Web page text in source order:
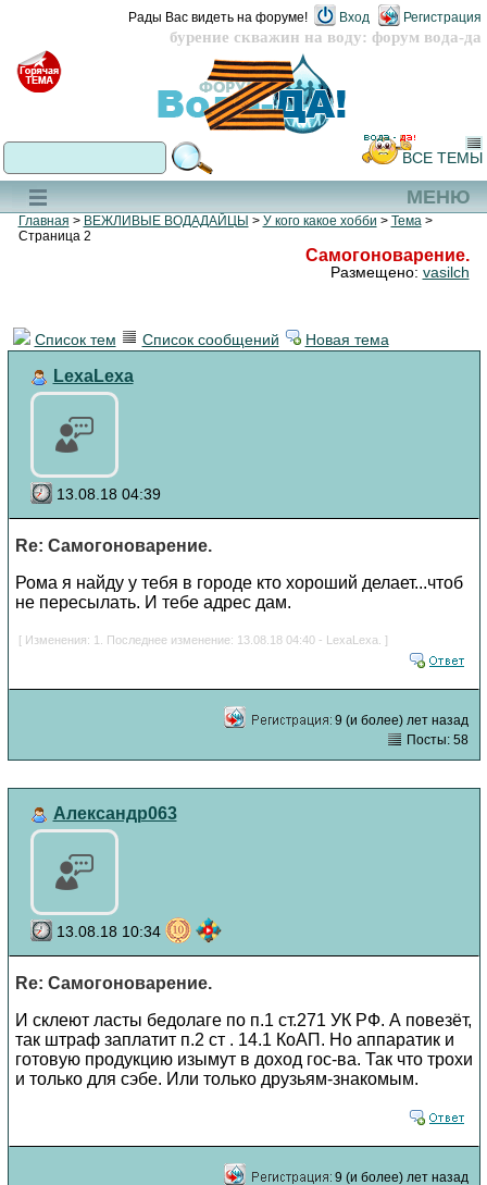
бурение скважин на воду: форум вода-да
Рады Вас видеть на форуме! Вход Регистрация
МЕНЮ
ВСЕ ТЕМЫ
Главная > ВЕЖЛИВЫЕ ВОДАДАЙЦЫ > У кого какое хобби > Тема>
Страница 2
Самогоноварение.
Размещено: vasilch
Список тем Список сообщений Новая тема
LexaLexa
13.08.18 04:39
Re: Самогоноварение.
Рома я найду у тебя в городе кто хороший делает...чтоб
не пересылать. И тебе адрес дам.
[ Изменения: 1. Последнее изменение: 13.08.18 04:40 - LexaLexa. ]
9 (и более) лет назад
Посты: 58
Александр063
13.08.18 10:34
Re: Самогоноварение.
И склеют ласты бедолаге по п.1 ст.271 УК РФ. А повезёт,
так штраф заплатит п.2 ст . 14.1 КоАП. Но аппаратик и
готовую продукцию изымут в доход гос-ва. Так что трохи
и только для сэбе. Или только друзьям-знакомым.
9 (и более) лет назад